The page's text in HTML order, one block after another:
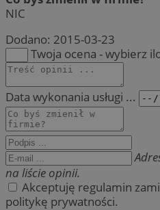
NIC
Dodano: 2015-03-23
Twoja ocena - wybierz
Data wykonania usługi ...
na liście opinii.
Akceptuję regulamin
politykę prywatności.